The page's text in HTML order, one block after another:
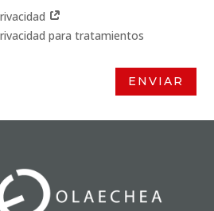
para tratamientos
ENVIAR